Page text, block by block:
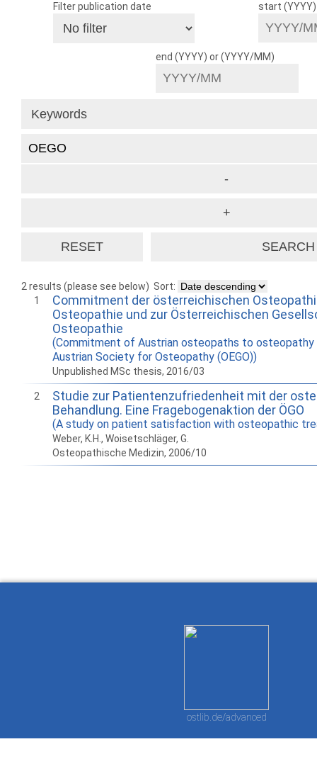
Filter publication date start
end (YYYY) or (YYYY/MM)
2 results (please see below) Sort:
1
Commitment der österreichischen
Osteopathie und zur Österreichischen
Osteopathie
(Commitment of Austrian osteopaths to osteopathy
Austrian Society for Osteopathy (OEGO))
Unpublished MSc thesis, 2016/03
2
Studie zur Patientenzufriedenheit mit der
Behandlung. Eine Fragebogenaktion der ÖGO
(A study on patient satisfaction with osteopathic
Weber, K.H., Woisetschläger, G.
Osteopathische Medizin, 2006/10
ostlib.de/advanced